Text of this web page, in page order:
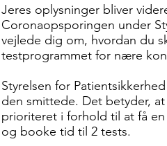
Jeres oplysninger bliver
Coronaopsporingen under
vejlede dig om, hvordan du
testprogrammet for nære
Styrelsen for
den smittede. Det betyder, at
prioriteret i forhold til at få
og booke tid til 2 tests.